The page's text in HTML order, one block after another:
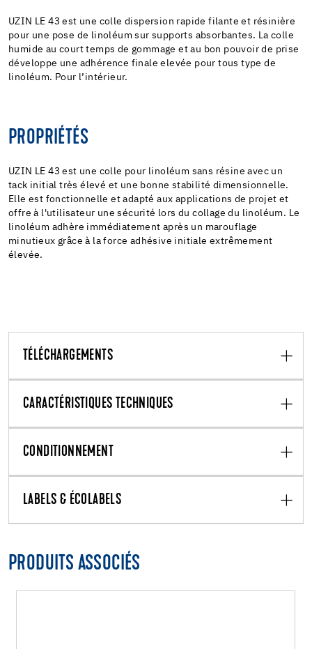
UZIN LE 43 est une colle dispersion rapide filante et résinière
pour une pose de linoléum sur supports absorbantes. La colle
humide au court temps de gommage et au bon pouvoir de prise
développe une adhérence finale elevée pour tous type de
linoléum. Pour l’intérieur.
PROPRIÉTÉS
UZIN LE 43 est une colle pour linoléum sans résine avec un
tack initial très élevé et une bonne stabilité dimensionnelle.
Elle est fonctionnelle et adapté aux applications de projet et
offre à l'utilisateur une sécurité lors du collage du linoléum. Le
linoléum adhère immédiatement après un marouflage
minutieux grâce à la force adhésive initiale extrêmement
élevée.
TÉLÉCHARGEMENTS
CARACTÉRISTIQUES TECHNIQUES
CONDITIONNEMENT
LABELS & ÉCOLABELS
PRODUITS ASSOCIÉS